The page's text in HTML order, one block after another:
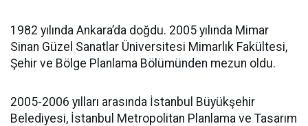
1982 yılında Ankara’da doğdu. 2005 yılında Mimar
Sinan Güzel Sanatlar Üniversitesi Mimarlık Fakültesi,
Şehir ve Bölge Planlama Bölümünden mezun oldu.
2005-2006 yılları arasında İstanbul Büyükşehir
Belediyesi, İstanbul Metropolitan Planlama ve Tasarım